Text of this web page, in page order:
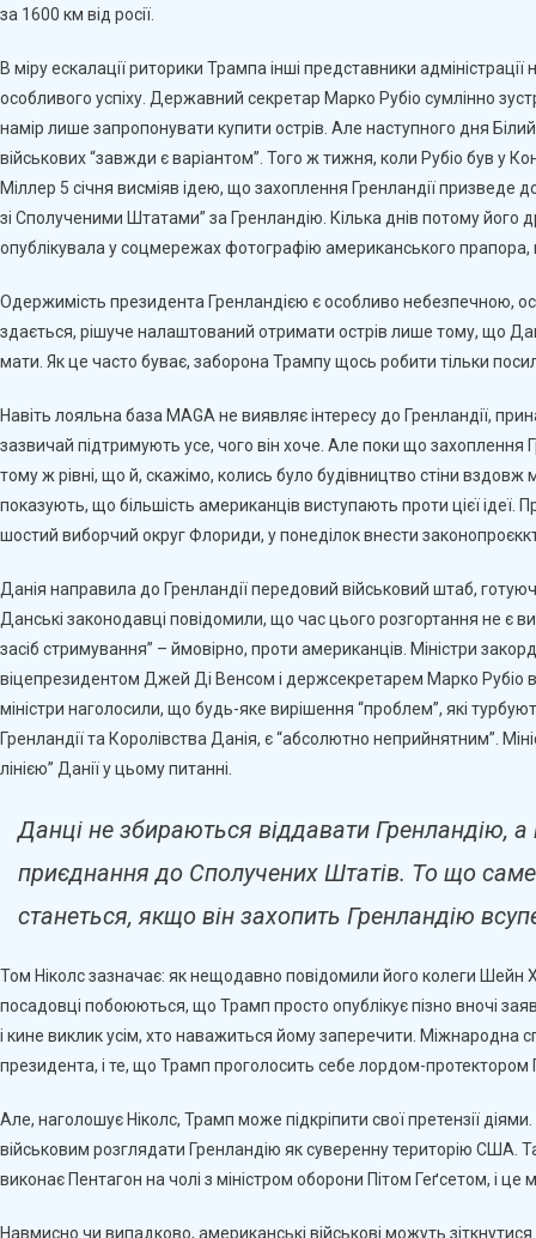
за 1600 км від росії.
В міру ескалації риторики Трампа інші представники
особливого успіху. Державний секретар Марко Рубіо сумлінно
намір лише запропонувати купити острів. Але наступного дня
військових “завжди є варіантом”. Того ж тижня, коли Рубіо був у
Міллер 5 січня висміяв ідею, що захоплення Гренландії призведе
зі Сполученими Штатами” за Гренландію. Кілька днів потому його
опублікувала у соцмережах фотографію американського
Одержимість президента Гренландією є особливо небезпечною,
здається, рішуче налаштований отримати острів лише тому, що
мати. Як це часто буває, заборона Трампу щось робити тільки
Навіть лояльна база MAGA не виявляє інтересу до Гренландії,
зазвичай підтримують усе, чого він хоче. Але поки що
тому ж рівні, що й, скажімо, колись було будівництво стіни
показують, що більшість американців виступають проти цієї
шостий виборчий округ Флориди, у понеділок внести
Данія направила до Гренландії передовий військовий штаб,
Данські законодавці повідомили, що час цього розгортання не є
засіб стримування” – ймовірно, проти американців. Міністри
віцепрезидентом Джей Ді Венсом і держсекретарем Марко Рубіо
міністри наголосили, що будь-яке вирішення “проблем”, які
Гренландії та Королівства Данія, є “абсолютно неприйнятним”.
лінією” Данії у цьому питанні.
Данці не збираються віддавати Гренландію,
приєднання до Сполучених Штатів. То що
станеться, якщо він захопить Гренландію
Том Ніколс зазначає: як нещодавно повідомили його колеги Шейн
посадовці побоюються, що Трамп просто опублікує пізно вночі
і кине виклик усім, хто наважиться йому заперечити. Міжнародна
президента, і те, що Трамп проголосить себе лордом-протектором
Але, наголошує Ніколс, Трамп може підкріпити свої претензії
військовим розглядати Гренландію як суверенну територію США.
виконає Пентагон на чолі з міністром оборони Пітом Геґсетом, і
Навмисно чи випадково, американські військові можуть